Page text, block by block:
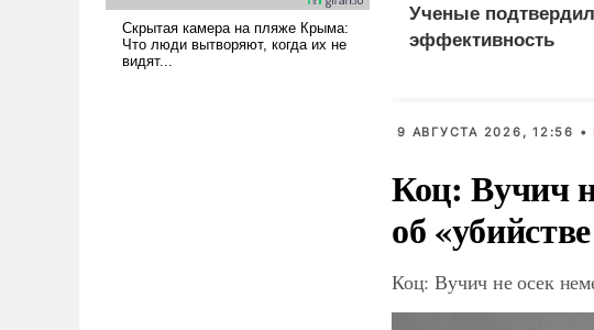
Ученые
эффективность
9 АВГУСТА 2026, 12:56 •
Коц: Вучич
об
Коц: Вучич не осек